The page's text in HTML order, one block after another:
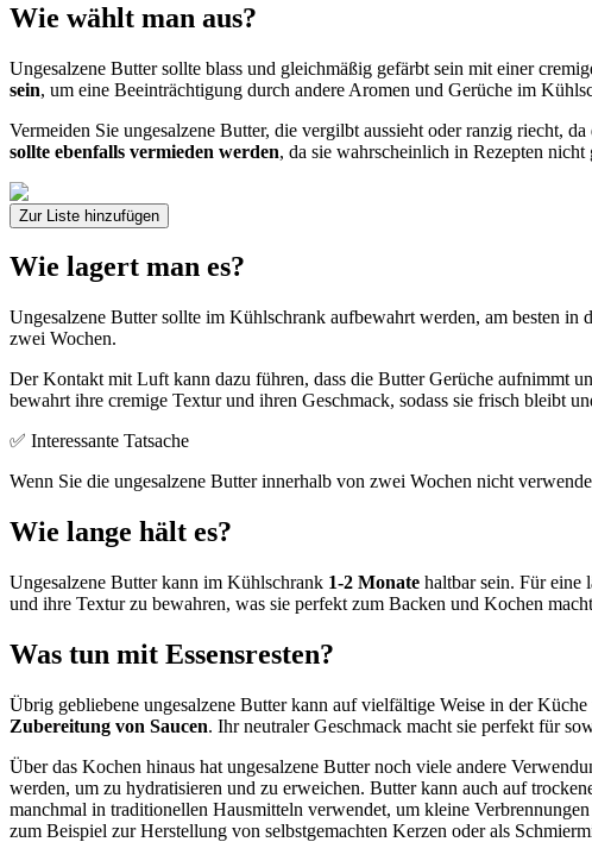
Wie wählt man aus?
Ungesalzene Butter sollte blass und gleichmäßig gefärbt sein mit einer
sein, um eine Beeinträchtigung durch andere Aromen und Gerüche im
Vermeiden Sie ungesalzene Butter, die vergilbt aussieht oder ranzig riecht,
sollte ebenfalls vermieden werden, da sie wahrscheinlich in Rezepten
Zur Liste hinzufügen
Wie lagert man es?
Ungesalzene Butter sollte im Kühlschrank aufbewahrt werden, am besten
zwei Wochen.
Der Kontakt mit Luft kann dazu führen, dass die Butter Gerüche aufnimmt
bewahrt ihre cremige Textur und ihren Geschmack, sodass sie frisch bleibt
✅ Interessante Tatsache
Wenn Sie die ungesalzene Butter innerhalb von zwei Wochen nicht
Wie lange hält es?
Ungesalzene Butter kann im Kühlschrank 1-2 Monate haltbar sein. Für eine
und ihre Textur zu bewahren, was sie perfekt zum Backen und Kochen
Was tun mit Essensresten?
Übrig gebliebene ungesalzene Butter kann auf vielfältige Weise in der
Zubereitung von Saucen. Ihr neutraler Geschmack macht sie perfekt für
Über das Kochen hinaus hat ungesalzene Butter noch viele andere
werden, um zu hydratisieren und zu erweichen. Butter kann auch auf
manchmal in traditionellen Hausmitteln verwendet, um kleine
zum Beispiel zur Herstellung von selbstgemachten Kerzen oder als